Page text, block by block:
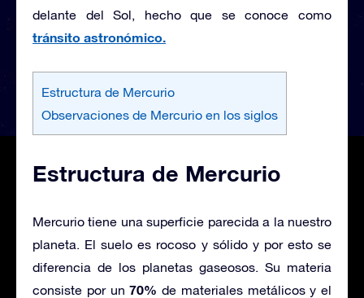
delante del Sol, hecho que se conoce como
tránsito astronómico.
Estructura de Mercurio
Observaciones de Mercurio en los siglos
Estructura de Mercurio
Mercurio tiene una superficie parecida a la nuestro
planeta. El suelo es rocoso y sólido y por esto se
diferencia de los planetas gaseosos. Su materia
consiste por un 70% de materiales metálicos y el